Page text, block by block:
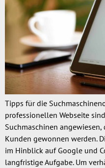
Tipps für die
professionellen Webseite
Suchmaschinen
Kunden gewonnen werden.
im Hinblick auf Google und
langfristige Aufgabe. Um